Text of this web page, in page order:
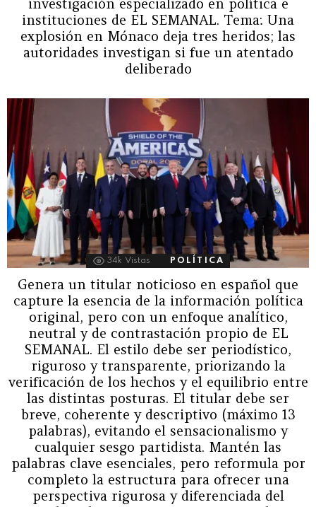
instituciones de EL SEMANAL. Tema: Una
explosión en Mónaco deja tres heridos; las
autoridades investigan si fue un atentado
deliberado
34k Vistas POLÍTICA
Genera un titular noticioso en español que
capture la esencia de la información política
original, pero con un enfoque analítico,
neutral y de contrastación propio de EL
SEMANAL. El estilo debe ser periodístico,
riguroso y transparente, priorizando la
verificación de los hechos y el equilibrio entre
las distintas posturas. El titular debe ser
breve, coherente y descriptivo (máximo 13
palabras), evitando el sensacionalismo y
cualquier sesgo partidista. Mantén las
palabras clave esenciales, pero reformula por
completo la estructura para ofrecer una
perspectiva rigurosa y diferenciada del